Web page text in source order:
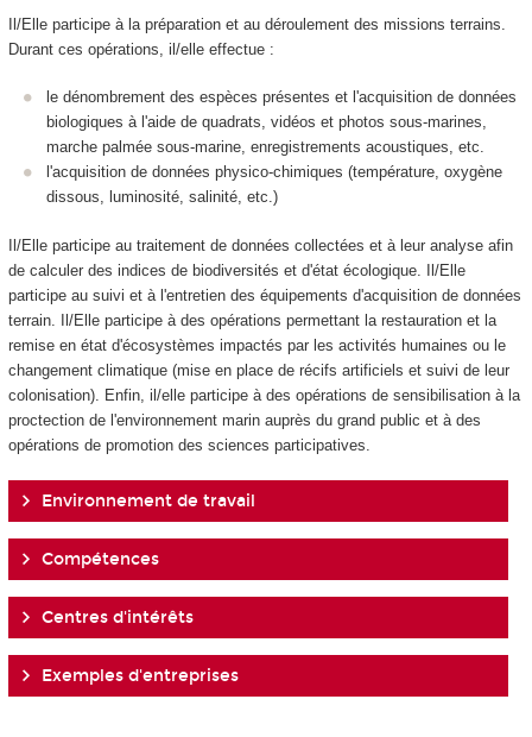
Il/Elle participe à la préparation et au déroulement des missions terrains.
Durant ces opérations, il/elle effectue :
le dénombrement des espèces présentes et l'acquisition de données
biologiques à l'aide de quadrats, vidéos et photos sous-marines,
marche palmée sous-marine, enregistrements acoustiques, etc.
l'acquisition de données physico-chimiques (température, oxygène
dissous, luminosité, salinité, etc.)
Il/Elle participe au traitement de données collectées et à leur analyse afin
de calculer des indices de biodiversités et d'état écologique. Il/Elle
participe au suivi et à l'entretien des équipements d'acquisition de données
terrain. Il/Elle participe à des opérations permettant la restauration et la
remise en état d'écosystèmes impactés par les activités humaines ou le
changement climatique (mise en place de récifs artificiels et suivi de leur
colonisation). Enfin, il/elle participe à des opérations de sensibilisation à la
proctection de l'environnement marin auprès du grand public et à des
opérations de promotion des sciences participatives.
Environnement de travail
Compétences
Centres d'intérêts
Exemples d'entreprises